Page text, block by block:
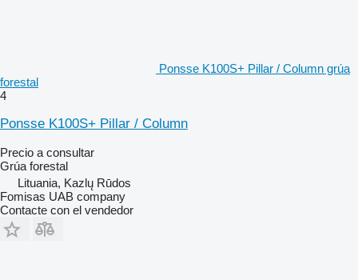
Ponsse K100S+ Pillar / Column grúa
forestal
4
Ponsse K100S+ Pillar / Column
Precio a consultar
Grúa forestal
Lituania, Kazlų Rūdos
Fomisas UAB company
Contacte con el vendedor